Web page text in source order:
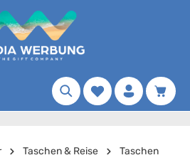
Merkzettel
Taschen & Reise
Taschen